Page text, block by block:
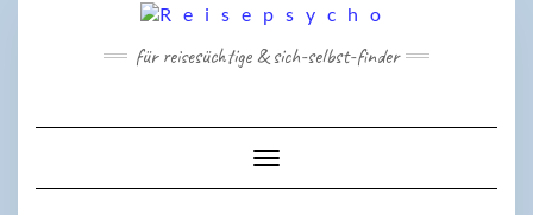
für reisesüchtige & sich-selbst-finder
Toggle Navigation